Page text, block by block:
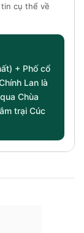
cụ thể về
+ Phố cổ
Lan là
Chùa
trại Cúc